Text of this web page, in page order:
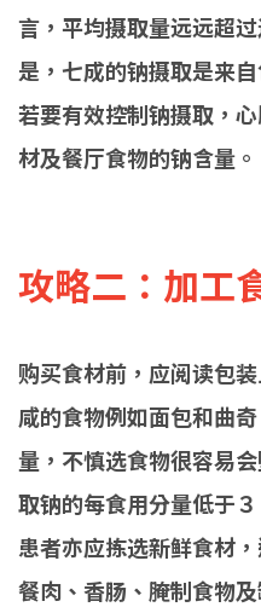
言，平均摄取量远远超
是，七成的钠摄取是来
若要有效控制钠摄取，
材及餐厅食物的钠含量。
攻略二：加工
购买食材前，应阅读包
咸的食物例如面包和曲
量，不慎选食物很容易
取钠的每食用分量低于
患者亦应拣选新鲜食材
餐肉、香肠、腌制食物及